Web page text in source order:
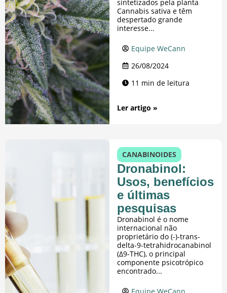
sintetizados pela planta
Cannabis sativa e têm
despertado grande
interesse...
Equipe WeCann
26/08/2024
11 min de leitura
Ler artigo »
CANABINOIDES
Dronabinol:
Usos, benefícios
e últimas
pesquisas
Dronabinol é o nome
internacional não
proprietário do (-)-trans-
delta-9-tetrahidrocanabinol
(∆9-THC), o principal
componente psicotrópico
encontrado...